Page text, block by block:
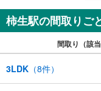
柿生駅の間取りご
間取り（該当
3LDK （8件）